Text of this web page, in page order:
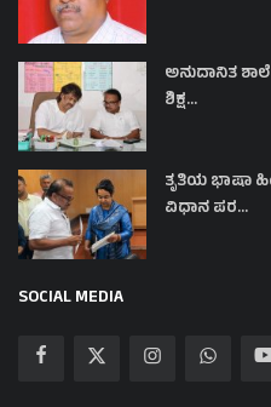
ಅನುದಾನಿತ
ಶಿಕ್ಷ...
ತೃತಿಯ ಭಾಷಾ
ವಿಧಾನ ಪರ...
SOCIAL MEDIA